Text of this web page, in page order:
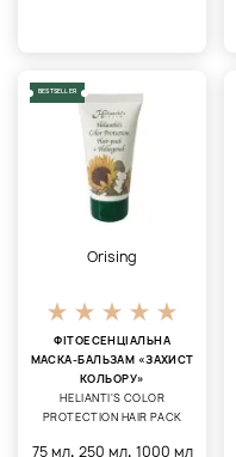
BESTSELLER
Orising
ФІТОЕСЕНЦІАЛЬНА
МАСКА-БАЛЬЗАМ «ЗАХИСТ
КОЛЬОРУ»
HELIANTI'S COLOR
PROTECTION HAIR PACK
75 мл, 250 мл, 1000 мл